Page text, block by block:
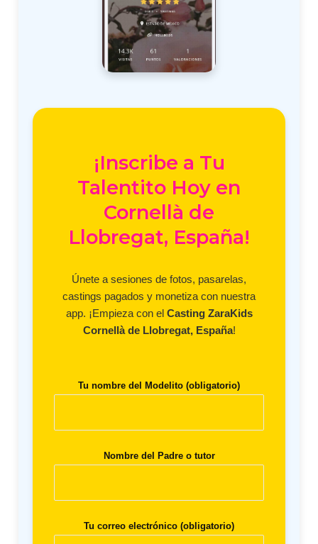
¡Inscribe a Tu
Talentito Hoy en
Cornellà de
Llobregat, España!
Únete a sesiones de fotos, pasarelas,
castings pagados y monetiza con nuestra
app. ¡Empieza con el Casting ZaraKids
Cornellà de Llobregat, España!
Tu nombre del Modelito (obligatorio)
Nombre del Padre o tutor
Tu correo electrónico (obligatorio)